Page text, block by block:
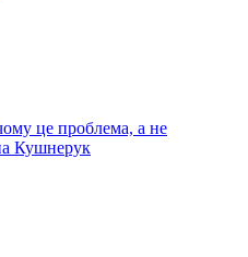
це проблема, а не
Кушнерук